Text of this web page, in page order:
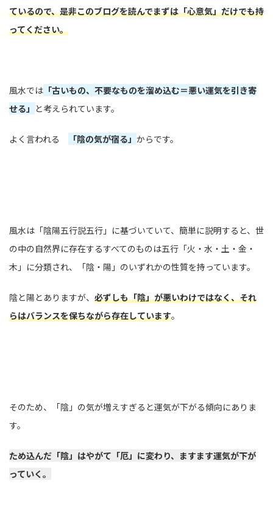
ているので、是非このブログを読んでまずは「心意気」だけでも持
ってください。
風水では 「古いもの、不要なものを溜め込む＝悪い運気を引き寄
せる」 と考えられています。
よく言われる 「陰の気が宿る」 からです。
風水は「陰陽五行説五行」に基づいていて、簡単に説明すると、世
の中の自然界に存在するすべてのものは五行「火・水・土・金・
木」に分類され、「陰・陽」のいずれかの性質を持っています。
陰と陽とありますが、 必ずしも「陰」が悪いわけではなく、それ
らはバランスを保ちながら存在しています。
そのため、「陰」の気が増えすぎると運気が下がる傾向にありま
す。
ため込んだ「陰」はやがて「厄」に変わり、ますます運気が下が
っていく。